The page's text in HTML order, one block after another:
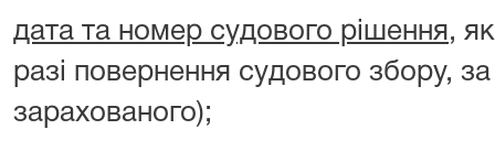
дата та номер судового рішення,
разі повернення судового збору,
зарахованого);